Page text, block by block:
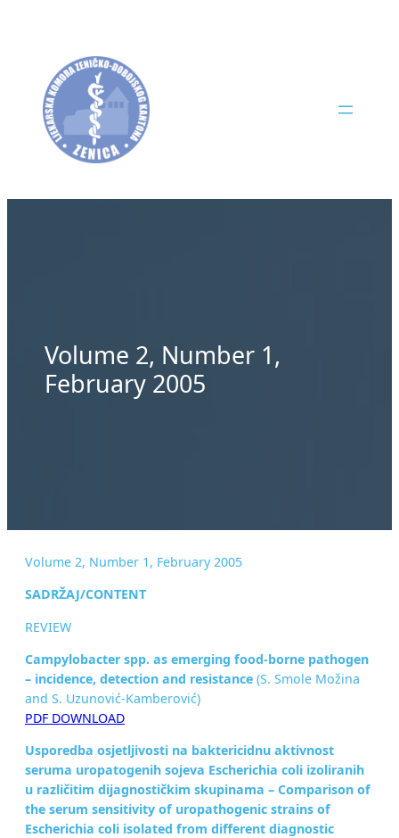
Volume 2, Number 1,
February 2005
Volume 2, Number 1, February 2005
SADRŽAJ/CONTENT
REVIEW
Campylobacter spp. as emerging food-borne pathogen
– incidence, detection and resistance (S. Smole Možina
and S. Uzunović-Kamberović)
PDF DOWNLOAD
Usporedba osjetljivosti na baktericidnu aktivnost
seruma uropatogenih sojeva Escherichia coli izoliranih
u različitim dijagnostičkim skupinama – Comparison of
the serum sensitivity of uropathogenic strains of
Escherichia coli isolated from different diagnostic